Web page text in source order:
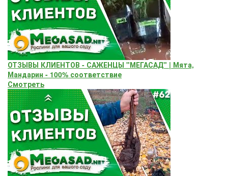
ОТЗЫВЫ КЛИЕНТОВ - САЖЕНЦЫ "МЕГАСАД" | Мята,
Мандарин - 100% соответствие
Смотреть